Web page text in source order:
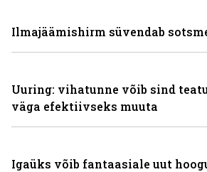
Ilmajäämishirm süvendab
Uuring: vihatunne võib sind
väga efektiivseks muuta
Igaüks võib fantaasiale uut